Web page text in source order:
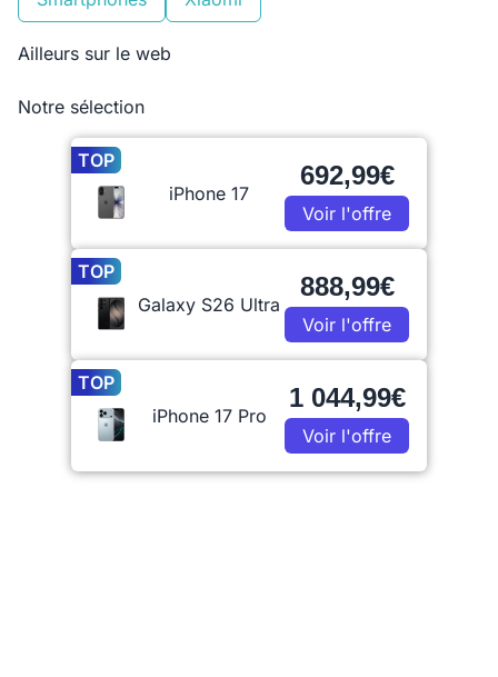
Ailleurs sur le web
Notre sélection
TOP
iPhone 17
692,99€
Voir l'offre
TOP
Galaxy S26 Ultra
888,99€
Voir l'offre
TOP
iPhone 17 Pro
1 044,99€
Voir l'offre